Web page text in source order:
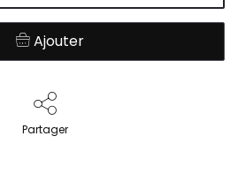
Ajouter
Partager